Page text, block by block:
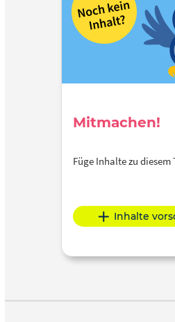
Mitmachen!
Füge Inhalte zu
Inhalte